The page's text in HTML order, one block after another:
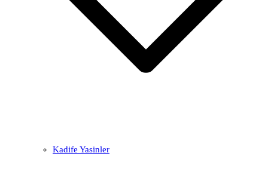
Kadife Yasinler